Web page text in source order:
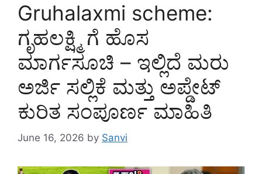
Gruhalaxmi scheme:
ಗೃಹಲಕ್ಷ್ಮಿ ಗೆ ಹೊಸ
ಮಾರ್ಗಸೂಚಿ – ಇಲ್ಲಿದೆ ಮರು
ಅರ್ಜಿ ಸಲ್ಲಿಕೆ ಮತ್ತು ಅಪ್ಡೇಟ್
ಕುರಿತ ಸಂಪೂರ್ಣ ಮಾಹಿತಿ
June 16, 2026 by Sanvi